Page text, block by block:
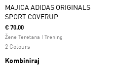
MAJICA ADIDAS ORIGINALS
SPORT COVERUP
€ 70.00
Žene Teretana I Trening
2 Colours
Kombiniraj